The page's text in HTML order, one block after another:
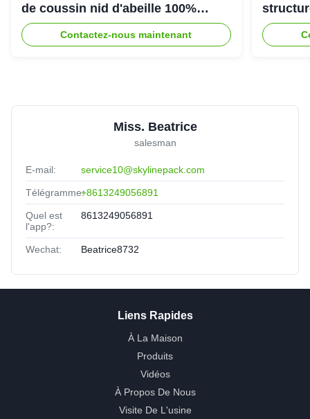
de coussin nid d'abeille 100%
recyclable pour emballage de
protection écologique
Contactez-nous maintenant
une
Miss. Beatrice
salesman
E-mail: service10@skylinepack.com
Télégramme:+8613249056891
Quel est
l'app?:
8613249056891
Wechat: Beatrice8732
Liens Rapides
À La Maison
Produits
Vidéos
À Propos De Nous
Visite De L'usine